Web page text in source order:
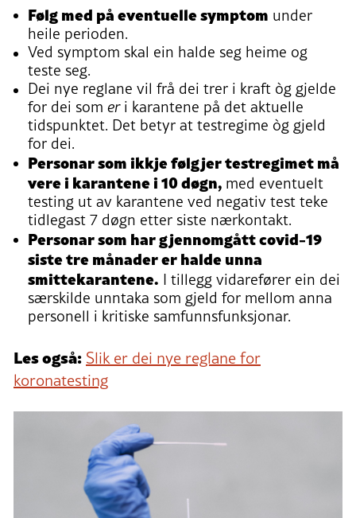
Følg med på eventuelle symptom under
heile perioden.
Ved symptom skal ein halde seg heime og
teste seg.
Dei nye reglane vil frå dei trer i kraft òg gjelde
for dei som eri karantene på det aktuelle
tidspunktet. Det betyr at testregime òg gjeld
for dei.
Personar som ikkje følgjer testregimet må
vere i karantene i 10 døgn, med eventuelt
testing ut av karantene ved negativ test teke
tidlegast 7 døgn etter siste nærkontakt.
Personar som har gjennomgått covid-19
siste tre månader er halde unna
smittekarantene. I tillegg vidarefører ein dei
særskilde unntaka som gjeld for mellom anna
personell i kritiske samfunnsfunksjonar.
Les også: Slik er dei nye reglane for
koronatesting